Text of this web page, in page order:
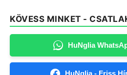
KÖVESS MINKET -
HuNglia
HuNglia - Friss